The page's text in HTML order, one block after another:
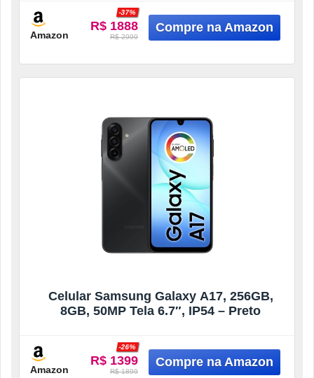
Amazon
R$ 1888
-37%
R$ 2999
Celular Samsung Galaxy A17, 256GB,
8GB, 50MP Tela 6.7″, IP54 – Preto
Amazon
R$ 1399
-26%
R$ 1899